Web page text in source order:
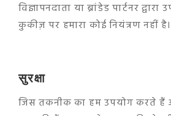
विज्ञापनदाता या ब्रांडेड पार्टनर
कुकीज़ पर हमारा कोई नियंत्रण नहीं है।
सुरक्षा
जिस तकनीक का हम उपयोग करते हैं